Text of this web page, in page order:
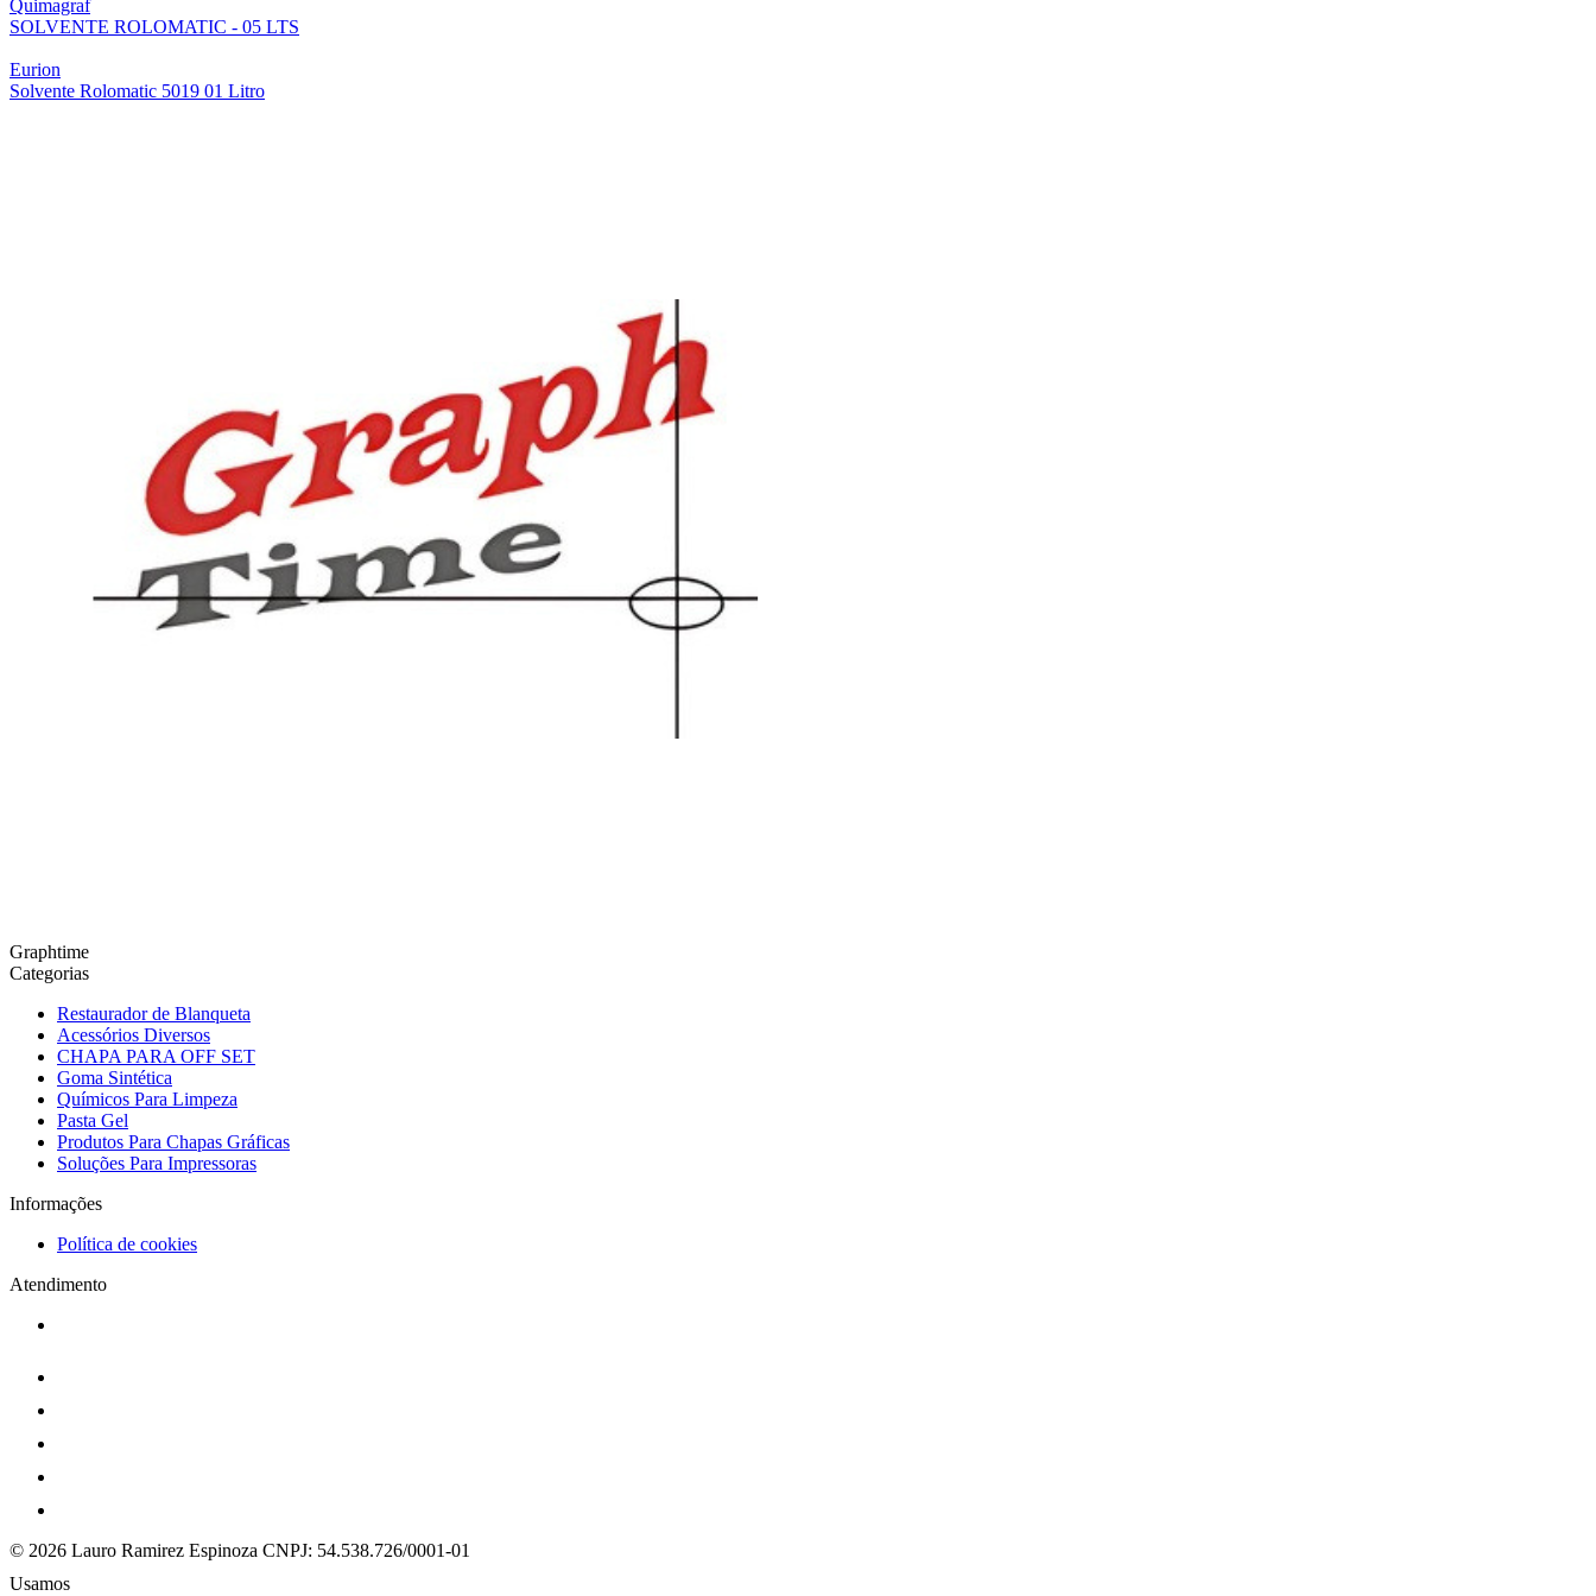
Quimagraf
SOLVENTE ROLOMATIC - 05 LTS
Eurion
Solvente Rolomatic 5019 01 Litro
Graphtime
Categorias
Restaurador de Blanqueta
Acessórios Diversos
CHAPA PARA OFF SET
Goma Sintética
Químicos Para Limpeza
Pasta Gel
Produtos Para Chapas Gráficas
Soluções Para Impressoras
Informações
Política de cookies
Atendimento
© 2026 Lauro Ramirez Espinoza CNPJ: 54.538.726/0001-01
Usamos